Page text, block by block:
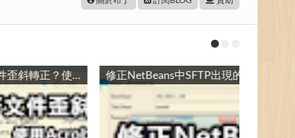
如何讓PDF文件歪斜轉正？使用Acrobat Pro的編輯PDF工具 / How to Deskew and Straighten a Scanned PDF in Acrobat Pro